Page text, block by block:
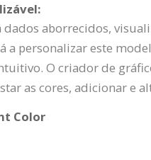
dados aborrecidos,
a personalizar este
O criador de
as cores, adicionar e
Color